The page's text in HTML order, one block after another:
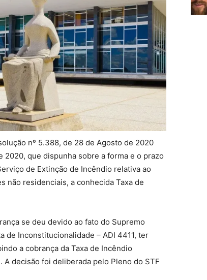
nº 5.388, de 28 de Agosto de 2020
2020, que dispunha sobre a forma e o prazo
de Extinção de Incêndio relativa ao
não residenciais, a conhecida Taxa de
se deu devido ao fato do Supremo
de Inconstitucionalidade – ADI 4411, ter
a cobrança da Taxa de Incêndio
decisão foi deliberada pelo Pleno do STF